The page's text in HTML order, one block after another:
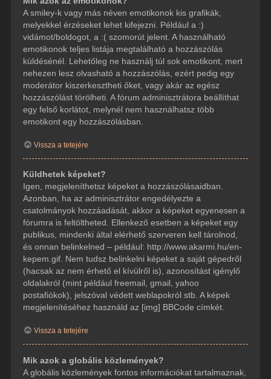
A smiley-k vagy más néven emotikonok kis grafikák,
melyekkel érzéseket lehet kifejezni. Például a :)
vidámot/boldogot, a :( szomorút jelent. A használható
emotikonok teljes listája megtalálható a hozzászólás
küldésénél. Lehetőleg ne használj túl sok emotikont, mert
nehezen lesz olvasható a hozzászólás, ezért pedig egy
moderátor kiszerkesztheti őket, vagy akár az egész
hozzászólást törölheti. A fórum adminisztrátora beállíthat
egy felső korlátot, melynél nem használhatsz több
emotikont egy hozzászólásban.
Vissza a tetejére
Küldhetek képeket?
Igen, megjeleníthetsz képeket a hozzászólásaidban.
Azonban, ha az adminisztrátor engedélyezte a
csatolmányok hozzáadását, akkor a képeket egyenesen a
fórumra is feltöltheted. Ellenkező esetben a képeket egy
publikus, mindenki által elérhető szerveren kell tárolnod,
és onnan belinkelned – például: http://www.akarmi.hu/en-
kepem.gif. Nem tudsz belinkelni képeket a saját gépedről
(hacsak az nem érhető el kívülről is), azonosítást igénylő
oldalakról (mint például freemail, gmail, yahoo
postafiókok), jelszóval védett weblapokról stb. A képek
megjelenítéséhez használd az [img] BBCode címkét.
Vissza a tetejére
Mik azok a globális közlemények?
A globális közlemények fontos információkat tartalmaznak,